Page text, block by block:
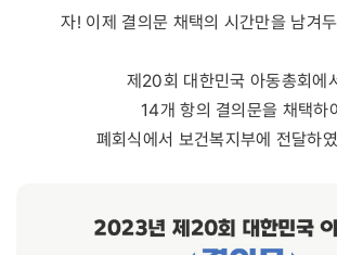
자! 이제 결의문 채택의 시간만을 남겨
제20회 대한민국 아동총회에
14개 항의 결의문을 채택하
폐회식에서 보건복지부에 전달하